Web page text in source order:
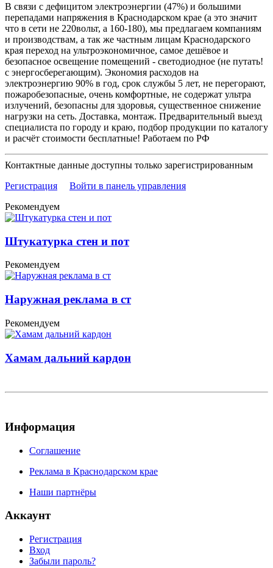
В связи с дефицитом электроэнергии (47%) и большими
перепадами напряжения в Краснодарском крае (а это значит
что в сети не 220вольт, а 160-180), мы предлагаем компаниям
и производствам, а так же частным лицам Краснодарского
края переход на ультроэкономичное, самое дешёвое и
безопасное освещение помещений - светодиодное (не путать!
с энергосберегающим). Экономия расходов на
электроэнергию 90% в год, срок службы 5 лет, не перегорают,
пожаробезопасные, очень комфортные, не содержат ультра
излучений, безопасны для здоровья, существенное снижение
нагрузки на сеть. Доставка, монтаж. Предварительный выезд
специалиста по городу и краю, подбор продукции по каталогу
и расчёт стоимости бесплатные! Работаем по РФ
Контактные данные доступны только зарегистрированным
Регистрация
Войти в панель управления
Рекомендуем
Штукатурка стен и пот
Рекомендуем
Наружная реклама в ст
Рекомендуем
Хамам дальний кардон
Информация
Соглашение
Реклама в Краснодарском крае
Наши партнёры
Аккаунт
Регистрация
Вход
Забыли пароль?